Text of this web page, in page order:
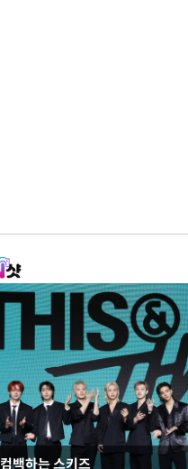
컴백하는 스키즈